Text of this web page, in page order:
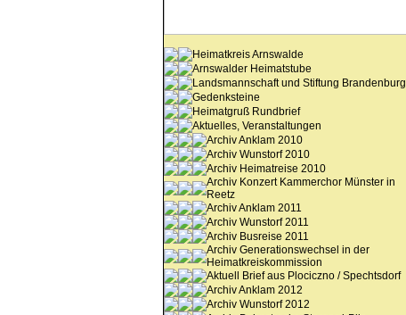
Heimatkreis Arnswalde
Arnswalder Heimatstube
Landsmannschaft und Stiftung Brandenburg
Gedenksteine
Heimatgruß Rundbrief
Aktuelles, Veranstaltungen
Archiv Anklam 2010
Archiv Wunstorf 2010
Archiv Heimatreise 2010
Archiv Konzert Kammerchor Münster in
Reetz
Archiv Anklam 2011
Archiv Wunstorf 2011
Archiv Busreise 2011
Archiv Generationswechsel in der
Heimatkreiskommission
Aktuell Brief aus Plociczno / Spechtsdorf
Archiv Anklam 2012
Archiv Wunstorf 2012